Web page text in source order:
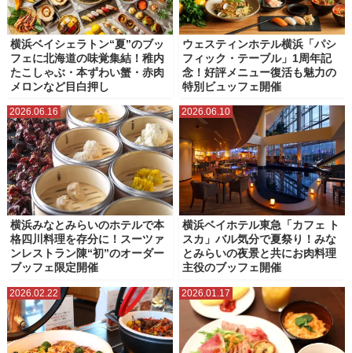
横浜ベイシェラトン“夏”のブッ
フェに北海道の味覚集結！稚内
たこしゃぶ・本ずわい蟹・赤肉
メロンなど目白押し
ウェスティンホテル横浜「パシ
フィック・テーブル」1周年記
念！好評メニュー復活も魅力の
特別ビュッフェ開催
2026.06.16
横浜みなとみらいのホテルで本
格四川料理を存分に！スーツァ
ンレストラン陳“初”のオーダー
ブッフェ限定開催
2026.06.10
横浜ベイホテル東急「カフェ ト
スカ」バル気分で夏祭り！みな
とみらいの夜景と共にお肉料理
主役のブッフェ開催
2026.02.22 2026.01.17